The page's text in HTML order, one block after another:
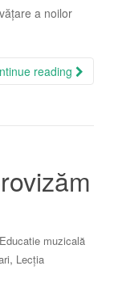
a noilor
reading
Educatie muzicală
, Lecția